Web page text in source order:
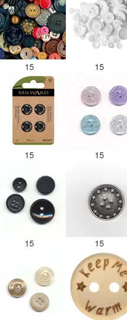
15 15
15 15
15 15